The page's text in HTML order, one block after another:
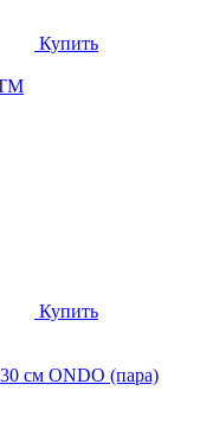
Купить
Купить
см ONDO (пара)